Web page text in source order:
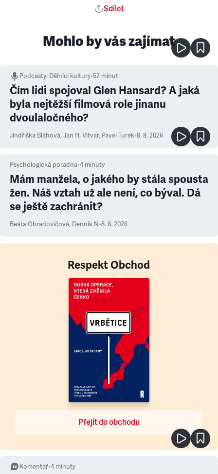
Sdílet
Mohlo by vás zajímat
Podcasty: Dělníci kultury•52 minut
Čím lidi spojoval Glen Hansard? A jaká
byla nejtěžší filmová role jinanu
dvoulaločného?
Jindřiška Bláhová, Jan H. Vitvar, Pavel Turek•8. 8. 2026
Psychologická poradna•4 minuty
Mám manžela, o jakého by stála spousta
žen. Náš vztah už ale není, co býval. Dá
se ještě zachránit?
Beáta Obradovičová, Denník N•8. 8. 2026
Respekt Obchod
Přejít do obchodu
Komentář•4 minuty